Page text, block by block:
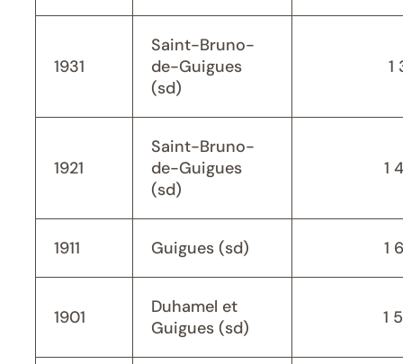
1931
Saint-Bruno-
de-Guigues
(sd)
1
1921
Saint-Bruno-
de-Guigues
(sd)
1
1911 Guigues (sd) 1
1901
Duhamel et
Guigues (sd)
1